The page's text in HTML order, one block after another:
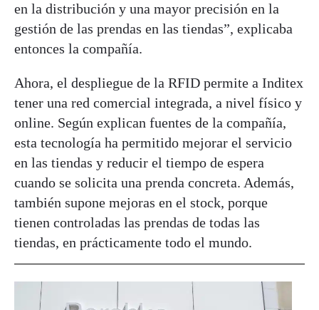
en la distribución y una mayor precisión en la
gestión de las prendas en las tiendas”, explicaba
entonces la compañía.
Ahora, el despliegue de la RFID permite a Inditex
tener una red comercial integrada, a nivel físico y
online. Según explican fuentes de la compañía,
esta tecnología ha permitido mejorar el servicio
en las tiendas y reducir el tiempo de espera
cuando se solicita una prenda concreta. Además,
también supone mejoras en el stock, porque
tienen controladas las prendas de todas las
tiendas, en prácticamente todo el mundo.